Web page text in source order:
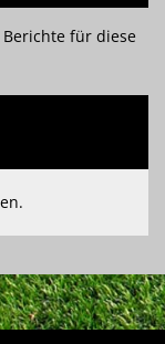
für diese